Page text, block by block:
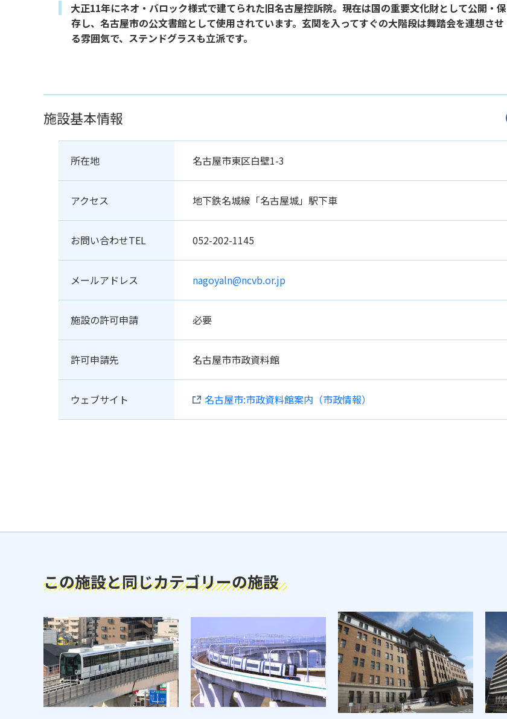
大正11年にネオ・バロック様式で建てられた旧名古屋控訴院。現在は国の重要文化財として公開・保
存し、名古屋市の公文書館として使用されています。玄関を入ってすぐの大階段は舞踏会を連想させ
る雰囲気で、ステンドグラスも立派です。
施設基本情報
所在地 名古屋市東区白壁1-3
アクセス 地下鉄名城線「名古屋城」駅下車
お問い合わせTEL 052-202-1145
メールアドレス nagoyaln@ncvb.or.jp
施設の許可申請 必要
許可申請先 名古屋市市政資料館
ウェブサイト 名古屋市:市政資料館案内（市政情報）
この施設と同じカテゴリーの施設